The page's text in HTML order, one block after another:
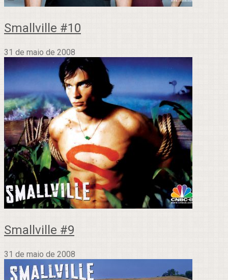
Smallville #10
31 de maio de 2008
Smallville #9
31 de maio de 2008